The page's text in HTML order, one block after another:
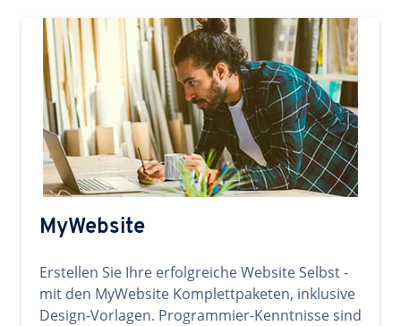
MyWebsite
Erstellen Sie Ihre erfolgreiche Website Selbst -
mit den MyWebsite Komplettpaketen, inklusive
Design-Vorlagen. Programmier-Kenntnisse sind